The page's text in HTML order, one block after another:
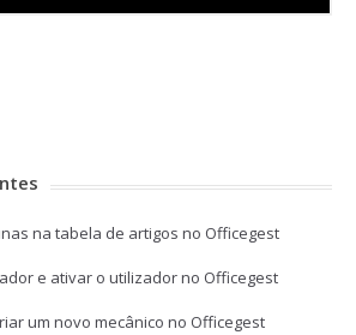
na tabela de artigos no Officegest
e ativar o utilizador no Officegest
um novo mecânico no Officegest